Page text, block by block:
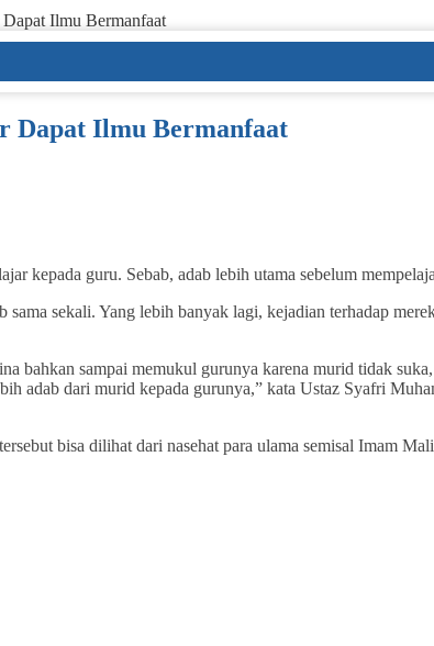
Ilmu Bermanfaat
Dapat Ilmu Bermanfaat
kepada guru. Sebab, adab lebih utama sebelum
sekali. Yang lebih banyak lagi, kejadian terhadap
bahkan sampai memukul gurunya karena murid tidak
adab dari murid kepada gurunya,” kata Ustaz Syafri
bisa dilihat dari nasehat para ulama semisal Imam